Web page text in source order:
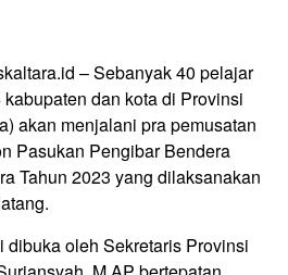
– Sebanyak 40 pelajar
dan kota di Provinsi
akan menjalani pra pemusatan
Pasukan Pengibar Bendera
Tahun 2023 yang dilaksanakan
dibuka oleh Sekretaris Provinsi